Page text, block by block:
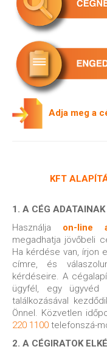
Adja meg a
KFT
1. A CÉG
Használja on-line
megadhatja jövőbeli
Ha kérdése van, írjon
címre, és
kérdéseire. A
ügyfél, egy ügyvéd
találkozásával
Önnel. Közvetlen
220 1100 telefonszá-
2. A CÉGIRATOK